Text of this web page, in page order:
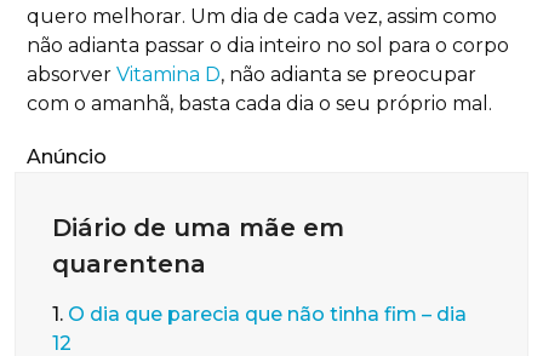
quero melhorar. Um dia de cada vez, assim como
não adianta passar o dia inteiro no sol para o corpo
absorverVitamina D, não adianta se preocupar
com o amanhã, basta cada dia o seu próprio mal.
Anúncio
Diário de uma mãe em
quarentena
1. O dia que parecia que não tinha fim – dia
12